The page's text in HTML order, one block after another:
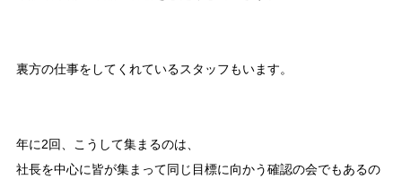
裏方の仕事をしてくれているスタッフもいます。
年に2回、こうして集まるのは、
社長を中心に皆が集まって同じ目標に向かう確認の会でもあるの